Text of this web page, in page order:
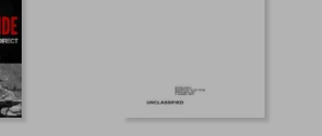
$ 1.726 dcto.